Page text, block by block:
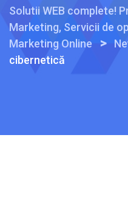
Solutii WEB complete!
Marketing, Servicii de
Marketing Online
>
cibernetică